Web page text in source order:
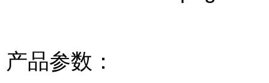
产品参数：